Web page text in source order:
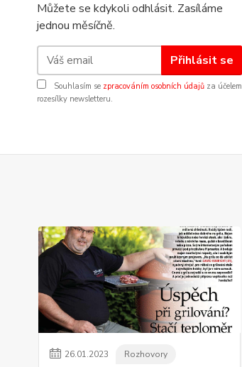
Můžete se kdykoli odhlásit. Zasíláme
jednou měsíčně.
Přihlásit se
Souhlasím se zpracováním osobních údajů za účelem
rozesílky newsletteru.
26.01.2023 Rozhovory